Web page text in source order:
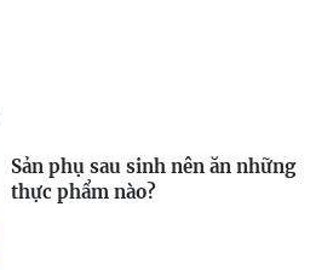
Sản phụ sau sinh nên ăn những
thực phẩm nào?